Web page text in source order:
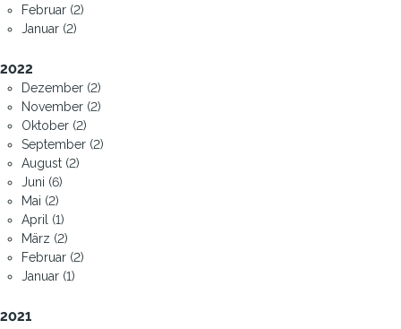
Februar (2)
Januar (2)
2022
Dezember (2)
November (2)
Oktober (2)
September (2)
August (2)
Juni (6)
Mai (2)
April (1)
März (2)
Februar (2)
Januar (1)
2021